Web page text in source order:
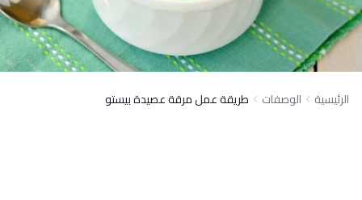
الرئيسية الوصفات طريقة عمل مرقة عصيدة بيستو